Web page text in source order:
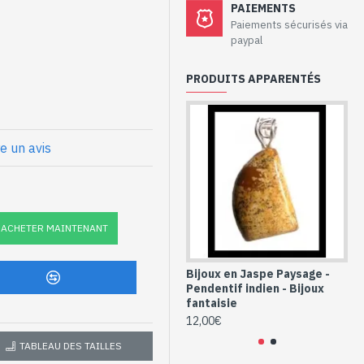
–
et métal
argent)
x 13mm approx
en Jaspe
PDVMT-62)
un avis
ACHETER MAINTENANT
TABLEAU DES TAILLES
PAIEMENTS
Paiements sécurisés via
paypal
PRODUITS APPARENTÉS
Bijoux en Jaspe Paysage -
Pendentif indien - Bijoux
fantaisie
12,00€